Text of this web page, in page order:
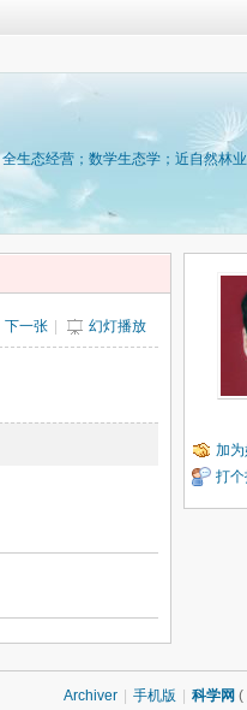
生态经营；数学生态学；近自然林业
下一张 幻灯播放
加
打
Archiver 手机版 科学网 (